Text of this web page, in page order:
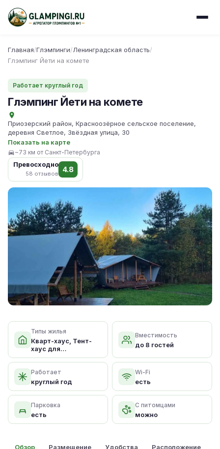
Главная/Глэмпинги/Ленинградская область/
Глэмпинг Йети на комете
Работает круглый год
Глэмпинг Йети на комете
Приозерский район, Красноозёрное сельское поселение,
деревня Светлое, Звёздная улица, 30
Показать на карте
~73 км от Санкт-Петербурга
Превосходно
58 отзывов 4.8
Типы жилья
Кварт-хаус, Тент-
хаус для
влюбленных
Вместимость
до 8 гостей
Работает
круглый год
Wi-Fi
есть
Парковка
есть
С питомцами
можно
Обзор Размещение Удобства Расположение